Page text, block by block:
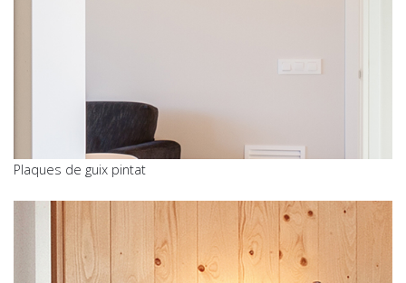
Plaques de guix pintat